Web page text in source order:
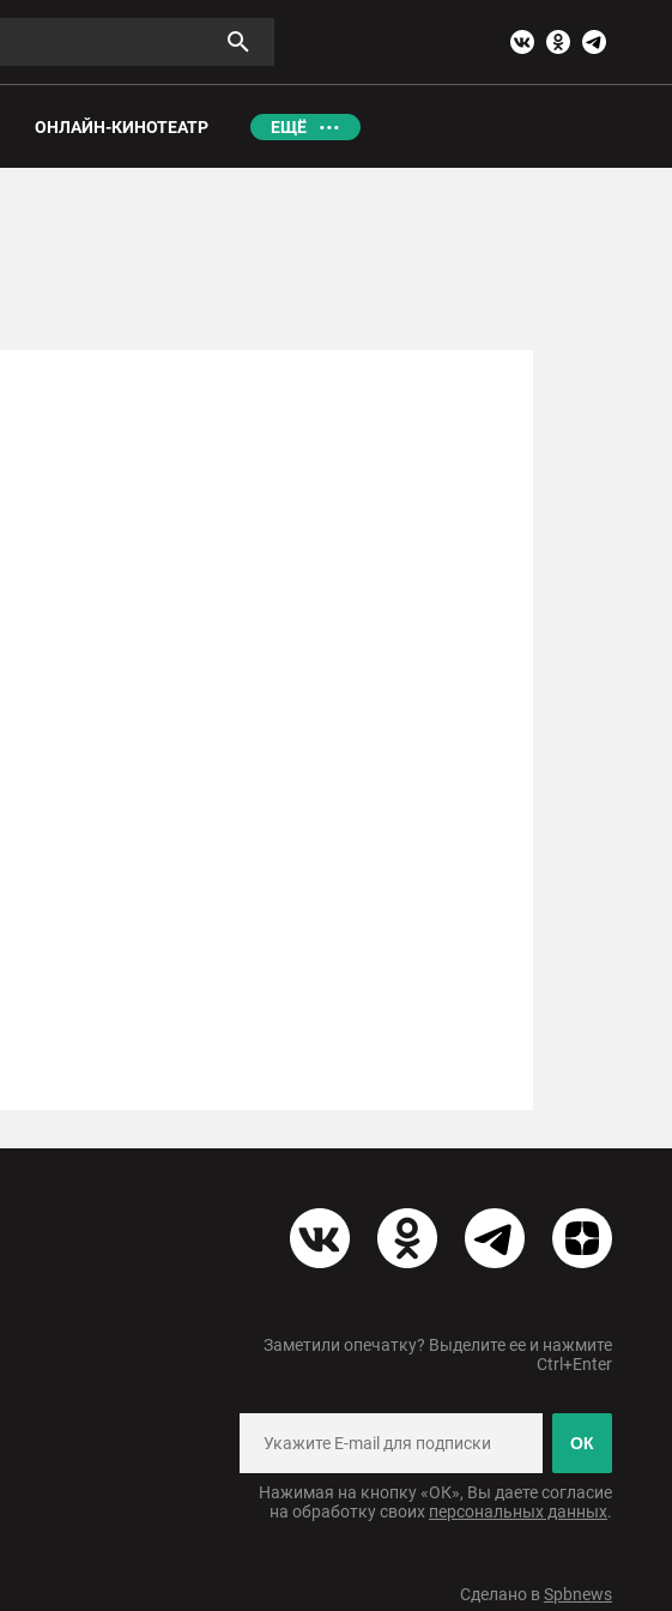
ОНЛАЙН-КИНОТЕАТР ЕЩЁ
Заметили опечатку? Выделите ее и нажмите
Ctrl+Enter
ОК
Нажимая на кнопку «ОК», Вы даете согласие
на обработку своих персональных данных.
Сделано вSpbnews